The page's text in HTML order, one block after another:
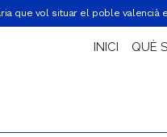
que vol situar el poble valencià
INICI QUÈ